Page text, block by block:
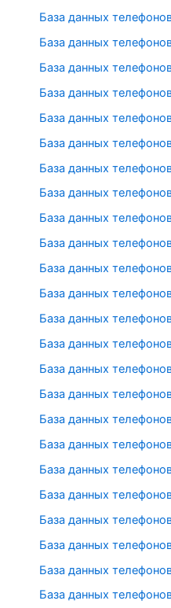
База данных
База данных
База данных
База данных
База данных
База данных
База данных
База данных
База данных
База данных
База данных
База данных
База данных
База данных
База данных
База данных
База данных
База данных
База данных
База данных
База данных
База данных
База данных
База данных